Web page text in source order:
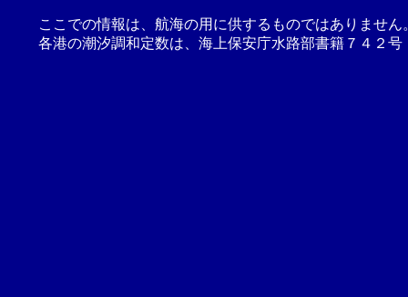
ここでの情報は、航海の用に供するものではありませ
各港の潮汐調和定数は、海上保安庁水路部書籍７４２